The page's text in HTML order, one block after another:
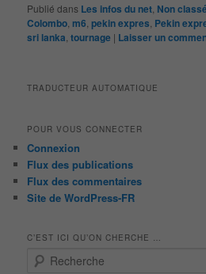
Publié dans Les infos du net Non classé
Colombo ,m6 ,pekin expres Pekin
sri lanka ,tournage | Laisser un
TRADUCTEUR AUTOMATIQUE
POUR VOUS CONNECTER
Connexion
Flux des publications
Flux des commentaires
Site de WordPress-FR
C’EST ICI QU’ON CHERCHE …